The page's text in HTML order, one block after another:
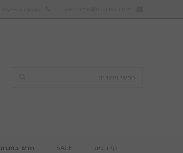
דף הבית SALE חדש בחנות